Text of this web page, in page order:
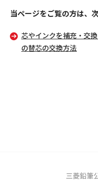
当ページをご覧の方は、
芯やインクを補充・交
の替芯の交換方法
三菱鉛筆